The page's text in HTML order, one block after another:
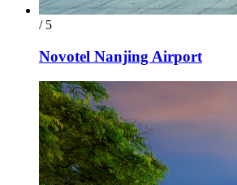
/ 5
Novotel Nanjing Airport